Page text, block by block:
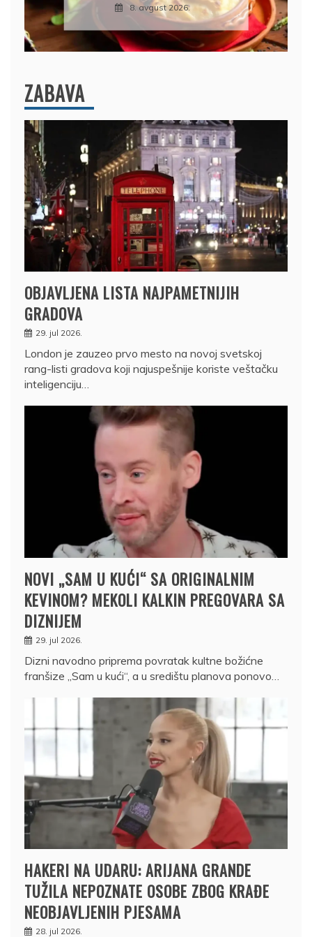
8. avgust 2026.
ZABAVA
OBJAVLJENA LISTA NAJPAMETNIJIH
GRADOVA
29. jul 2026.
London je zauzeo prvo mesto na novoj svetskoj
rang-listi gradova koji najuspešnije koriste veštačku
inteligenciju…
NOVI „SAM U KUĆI“ SA ORIGINALNIM
KEVINOM? MEKOLI KALKIN PREGOVARA SA
DIZNIJEM
29. jul 2026.
Dizni navodno priprema povratak kultne božićne
franšize „Sam u kući“, a u središtu planova ponovo…
HAKERI NA UDARU: ARIJANA GRANDE
TUŽILA NEPOZNATE OSOBE ZBOG KRAĐE
NEOBJAVLJENIH PJESAMA
28. jul 2026.